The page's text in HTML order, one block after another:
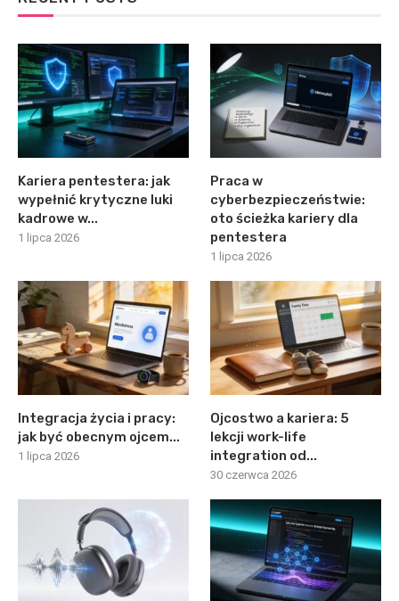
Kariera pentestera: jak
wypełnić krytyczne luki
kadrowe w...
1 lipca 2026
Praca w
cyberbezpieczeństwie:
oto ścieżka kariery dla
pentestera
1 lipca 2026
Integracja życia i pracy:
jak być obecnym ojcem...
1 lipca 2026
Ojcostwo a kariera: 5
lekcji work-life
integration od...
30 czerwca 2026